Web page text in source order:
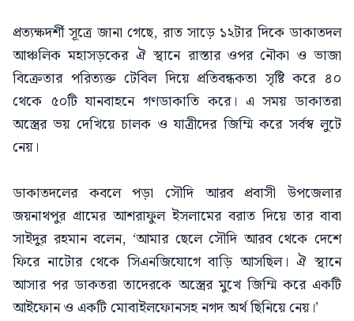
প্রত্যক্ষদর্শী সূত্রে জানা গেছে, রাত সাড়ে ১২টার দিকে ডাকাতদল
আঞ্চলিক মহাসড়কের ঐ স্থানে রাস্তার ওপর নৌকা ও ভাজা
বিক্রেতার পরিত্যক্ত টেবিল দিয়ে প্রতিবন্ধকতা সৃষ্টি করে ৪০
থেকে ৫০টি যানবাহনে গণডাকাতি করে। এ সময় ডাকাতরা
অস্ত্রের ভয় দেখিয়ে চালক ও যাত্রীদের জিম্মি করে সর্বস্ব লুটে
নেয়।
ডাকাতদলের কবলে পড়া সৌদি আরব প্রবাসী উপজেলার
জয়নাথপুর গ্রামের আশরাফুল ইসলামের বরাত দিয়ে তার বাবা
সাইদুর রহমান বলেন, ‘আমার ছেলে সৌদি আরব থেকে দেশে
ফিরে নাটোর থেকে সিএনজিযোগে বাড়ি আসছিল। ঐ স্থানে
আসার পর ডাকতরা তাদেরকে অস্ত্রের মুখে জিম্মি করে একটি
আইফোন ও একটি মোবাইলফোনসহ নগদ অর্থ ছিনিয়ে নেয়।’